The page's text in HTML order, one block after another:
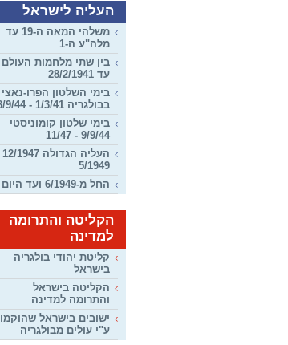
העליה לישראל
משלהי המאה ה-19 עד
מלה"ע ה-1
בין שתי מלחמות העולם
עד 28/2/1941
בימי השלטון הפרו-נאצי
בבולגריה 1/3/41 - 8/9/44
בימי שלטון קומוניסטי
9/9/44 - 11/47
5/1949
החל מ-6/1949 ועד היום
הקליטה והתרומה
למדינה
קליטת יהודי בולגריה
בישראל
הקליטה בישראל
והתרומה למדינה
ישובים בישראל שהוקמו
ע"י עולים מבולגריה